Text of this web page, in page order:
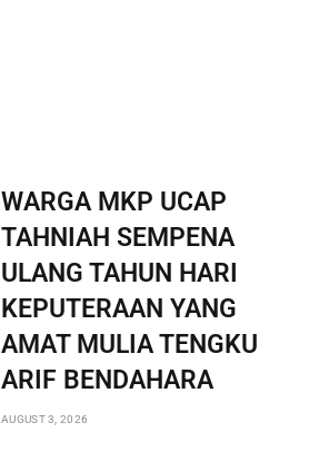
WARGA MKP UCAP
TAHNIAH SEMPENA
ULANG TAHUN HARI
KEPUTERAAN YANG
AMAT MULIA TENGKU
ARIF BENDAHARA
AUGUST 3, 2026